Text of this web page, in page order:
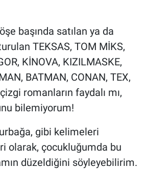
başında satılan ya da
TEKSAS, TOM MİKS,
KİNOVA, KIZILMASKE,
BATMAN, CONAN, TEX,
romanların faydalı mı,
bilemiyorum!
gibi kelimeleri
olarak, çocukluğumda bu
düzeldiğini söyleyebilirim.